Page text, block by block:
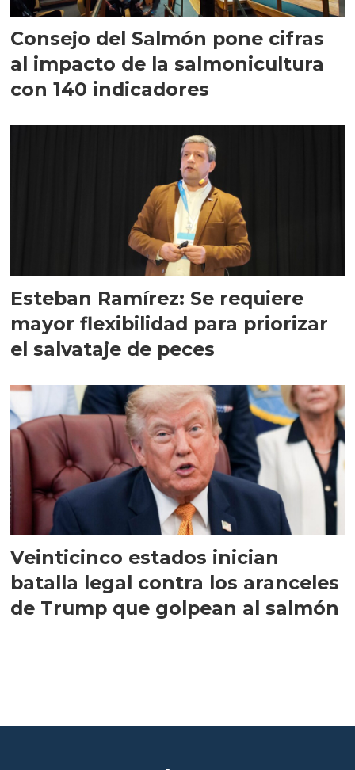
Consejo del Salmón pone cifras
al impacto de la salmonicultura
con 140 indicadores
Esteban Ramírez: Se requiere
mayor flexibilidad para priorizar
el salvataje de peces
Veinticinco estados inician
batalla legal contra los aranceles
de Trump que golpean al salmón